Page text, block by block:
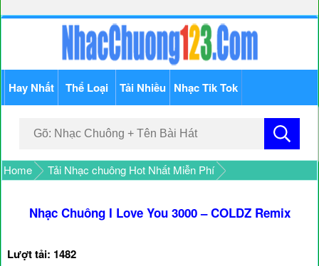
Hay Nhất Thể Loại Tải Nhiều Nhạc Tik Tok
Home Tải Nhạc chuông Hot Nhất Miễn Phí
Nhạc Chuông I Love You 3000 – COLDZ Remix
Lượt tải: 1482